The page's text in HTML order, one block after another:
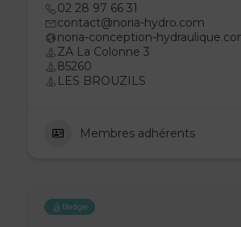
02 28 97 66 31
contact@noria-hydro.com
noria-conception-
ZA La Colonne 3
85260
LES BROUZILS
Membres adhérents
Badge